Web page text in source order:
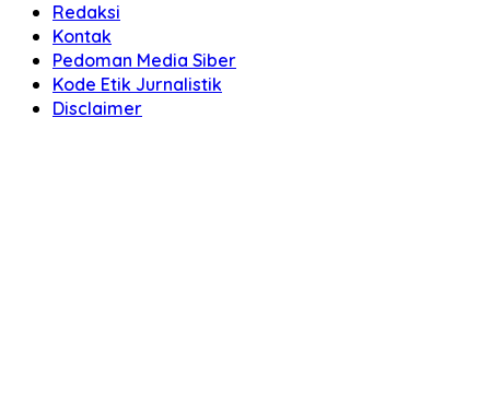
Redaksi
Kontak
Pedoman Media Siber
Kode Etik Jurnalistik
Disclaimer